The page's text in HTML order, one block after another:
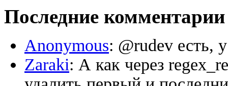
Последние комментарии
Anonymous: @rudev есть,
Zaraki: А как через